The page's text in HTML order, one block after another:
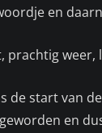
en
prachtig
de start van
en